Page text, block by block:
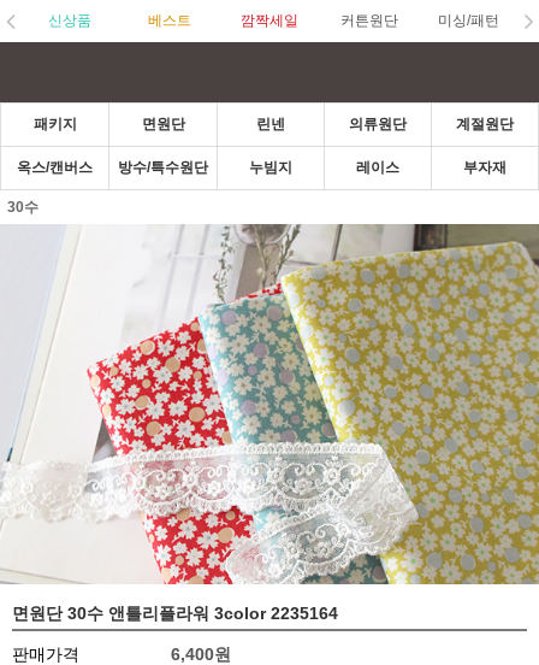
신상품 베스트 깜짝세일 커튼원단 미싱/패턴
패키지 면원단 린넨 의류원단 계절원단
옥스/캔버스 방수/특수원단 누빔지 레이스 부자재
30수
면원단 30수 앤틀리플라워 3color 2235164
판매가격 6,400원